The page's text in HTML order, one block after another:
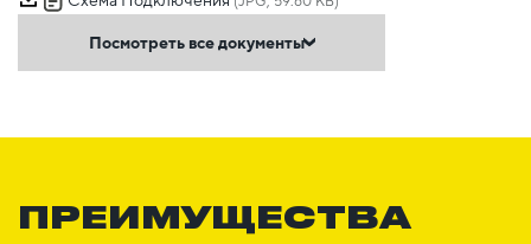
Посмотреть все документы
ПРЕИМУЩЕСТВА